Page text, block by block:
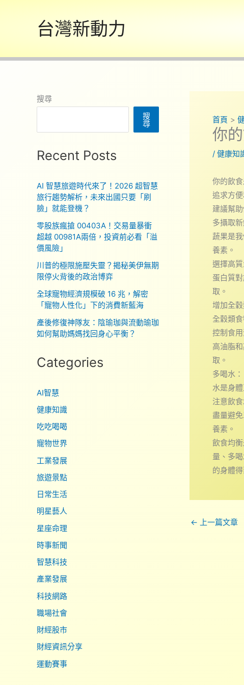
內
台灣新動力
搜尋
搜
尋
Recent Posts
AI 智慧旅遊時代來了！2026 超智慧
旅行趨勢解析，未來出國只要「刷
臉」就能登機？
零股族瘋搶 00403A！交易量暴衝
超越 00981A兩倍，投資前必看「溢
價風險」
川普的極限施壓失靈？揭秘美伊無期
限停火背後的政治博弈
全球寵物經濟規模破 16 兆，解密
「寵物人性化」下的消費新藍海
產後修復神隊友：陰瑜珈與流動瑜珈
如何幫助媽媽找回身心平衡？
Categories
AI智慧
健康知識
吃吃喝喝
寵物世界
工業發展
旅遊景點
日常生活
明星藝人
星座命理
時事新聞
智慧科技
產業發展
科技網路
職場社會
財經股市
財經資訊分享
運動賽事
首頁
你
/ 健康知
你的飲
追求方
建議幫
多攝取新
蔬果是
養素。
選擇高質
蛋白質
取。
增加全
全穀類
控制食用
高油脂
取。
多喝水：
水是身
注意飲食
盡量避
養素。
飲食均
量、多
的身體
← 上一篇文章